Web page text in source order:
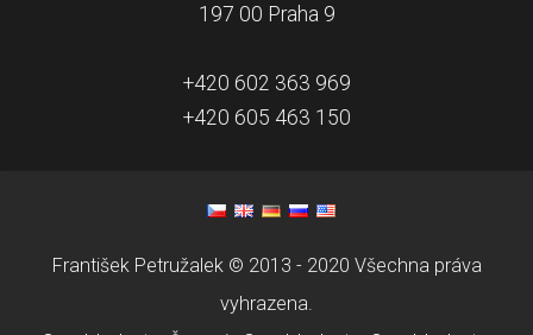
197 00 Praha 9
+420 602 363 969
+420 605 463 150
František Petružalek © 2013 - 2020 Všechna práva
vyhrazena.